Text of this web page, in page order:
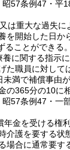
57条例47・平
は重大な過失
を開始した日
ことができる。
に関する指示
た職員に対し
未満で補償事由
の365分の10に
57条例47・一
年金を受ける権
介護を要する
場合に通常要す